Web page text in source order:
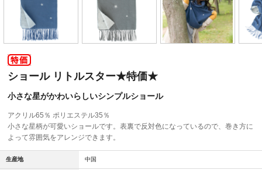
ショール リトルスター★特価★
小さな星がかわいらしいシンプルショール
アクリル65％ ポリエステル35％
小さな星柄が可愛いショールです。表裏で反対色になっているので、巻き方に
よって雰囲気をアレンジできます。
生産地 中国